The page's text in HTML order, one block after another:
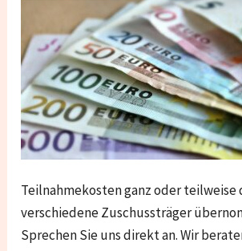
Teilnahmekosten ganz oder teilweise
verschiedene Zuschussträger
Sprechen Sie uns direkt an. Wir